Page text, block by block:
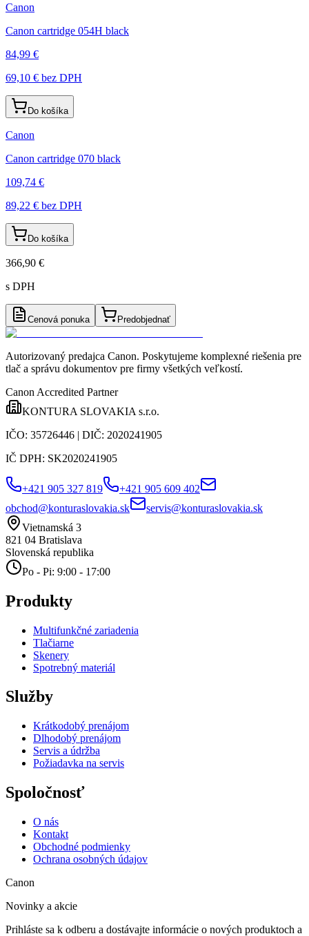
Canon
Canon cartridge 054H black
84,99 €
69,10 € bez DPH
Do košíka
Canon
Canon cartridge 070 black
109,74 €
89,22 € bez DPH
Do košíka
366,90 €
s DPH
Cenová ponuka Predobjednať
Autorizovaný predajca Canon. Poskytujeme komplexné riešenia pre
tlač a správu dokumentov pre firmy všetkých veľkostí.
Canon Accredited Partner
KONTURA SLOVAKIA s.r.o.
IČO: 35726446 | DIČ: 2020241905
IČ DPH: SK2020241905
+421 905 327 819
+421 905 609 402
obchod@konturaslovakia.sk
servis@konturaslovakia.sk
Vietnamská 3
821 04 Bratislava
Slovenská republika
Po - Pi: 9:00 - 17:00
Produkty
Multifunkčné zariadenia
Tlačiarne
Skenery
Spotrebný materiál
Služby
Krátkodobý prenájom
Dlhodobý prenájom
Servis a údržba
Požiadavka na servis
Spoločnosť
O nás
Kontakt
Obchodné podmienky
Ochrana osobných údajov
Canon
Novinky a akcie
Prihláste sa k odberu a dostávajte informácie o nových produktoch a